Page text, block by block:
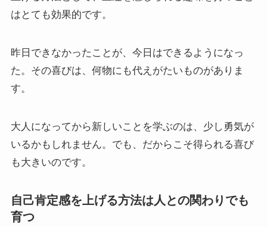
はとても効果的です。
昨日できなかったことが、今日はできるようになっ
た。その喜びは、何物にも代えがたいものがありま
す。
大人になってから新しいことを学ぶのは、少し勇気が
いるかもしれません。でも、だからこそ得られる喜び
も大きいのです。
自己肯定感を上げる方法は人との関わりでも
育つ